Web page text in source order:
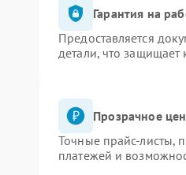
Гарантия на
Предоставляется
детали, что защищает
Прозрачное
Точные прайс-листы,
платежей и